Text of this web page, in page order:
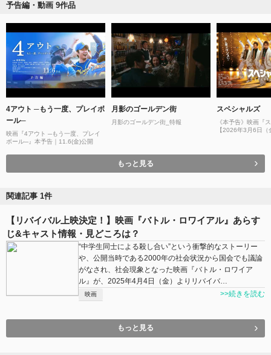
予告編・動画 9作品
4アウト ─もう一度、プレイボ
ール─
映画『4アウト ─もう一度、プレイ
ボール─』本予告｜11.6(金)公開
月影のゴールデン街
月影のゴールデン街_特報
スペシャルズ
《本予告》映画『
【2026年3月6日
もっと見る
関連記事 1件
【リバイバル上映決定！】映画『バトル・ロワイアル』あらす
じ&キャスト情報・見どころは？
“中学生同士による殺し合い”という衝撃的なストーリー
や、公開当時である2000年の社会状況から国会でも議論
がなされ、社会現象となった映画『バトル・ロワイア
ル』が、2025年4月4日（金）よりリバイバ…
映画 >>続きを読む
もっと見る